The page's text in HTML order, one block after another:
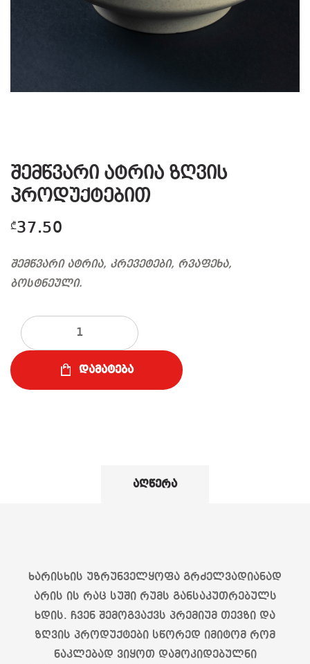
შემწვარი ატრია ზღვის
პროდუქტებით
₾37.50
შემწვარი ატრია, კრევეტები, რვაფეხა,
ბოსტნეული.
რაოდენობა
დამატება
აღწერა
ხარისხის უზრუნველყოფა გრძელვადიანად
არის ის რაც სუში რუმს განსაკუთრებულს
ხდის. ჩვენ შემოგვაქვს პრემიუმ თევზი და
ზღვის პროდუქტები სწორედ იმიტომ რომ
ნაკლებად ვიყოთ დამოკიდებულნი